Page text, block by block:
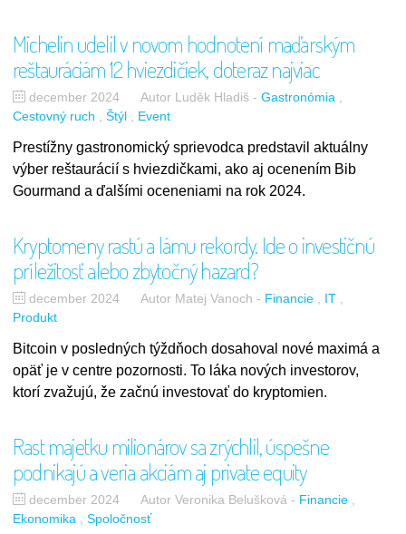
Michelin udelil v novom hodnotení maďarským
reštauráciám 12 hviezdičiek, doteraz najviac
december 2024 Autor Luděk Hladiš-Gastronómia
Cestovný ruch
Štýl Event
Prestížny gastronomický sprievodca predstavil aktuálny
výber reštaurácií s hviezdičkami, ako aj ocenením Bib
Gourmand a ďalšími oceneniami na rok 2024.
Kryptomeny rastú a lámu rekordy. Ide o investičnú
príležitosť alebo zbytočný hazard?
december 2024 Autor Matej Vanoch- Financie
IT
Produkt
Bitcoin v posledných týždňoch dosahoval nové maximá a
opäť je v centre pozornosti. To láka nových investorov,
ktorí zvažujú, že začnú investovať do kryptomien.
Rast majetku milionárov sa zrýchlil, úspešne
podnikajú a veria akciám aj private equity
december 2024 Autor Veronika Belušková- Financie
Ekonomika
Spoločnosť